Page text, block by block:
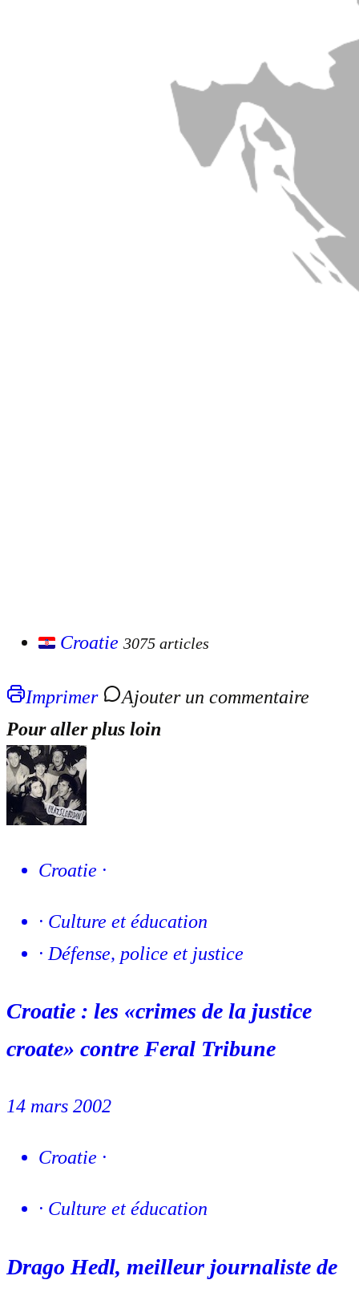
Croatie 3075 articles
Imprimer
Ajouter un commentaire
Pour aller plus loin
Croatie ·
· Culture et éducation
·Défense, police et justice
Croatie : les «crimes de la justice
croate» contre Feral Tribune
14 mars 2002
Croatie ·
· Culture et éducation
Drago Hedl, meilleur journaliste de